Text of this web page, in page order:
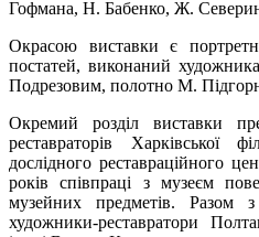
Гофмана, Н. Бабенко, Ж.
Окрасою виставки є
постатей, виконаний
Подрезовим, полотно М.
Окремий розділ виставки
реставраторів Харківської
дослідного реставраційного
років співпраці з музеєм
музейних предметів.
художники-реставратори